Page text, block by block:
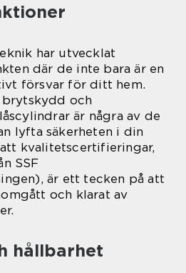
har utvecklat
där de inte bara är en
försvar för ditt hem.
brytskydd och
är några av de
lyfta säkerheten i din
att kvalitetscertifieringar,
SSF
är ett tecken på att
och klarat av
hållbarhet